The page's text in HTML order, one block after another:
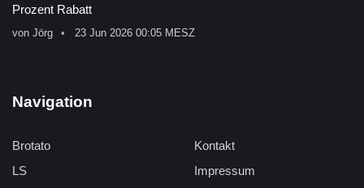
Prozent Rabatt
von Jörg 23 Jun 2026 00:05 MESZ
Navigation
Brotato
LS
Kontakt
Impressum